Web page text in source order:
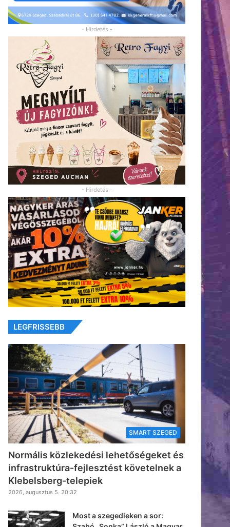
- Hirdetés -
- Hirdetés -
LEGFRISSEBB
SMART SZEGED
Normális közlekedési lehetőségeket és
infrastruktúra-fejlesztést követelnek a
Klebelsberg-telepiek
2026, augusztus 5. 20:32
Most a szegedieken a sor: